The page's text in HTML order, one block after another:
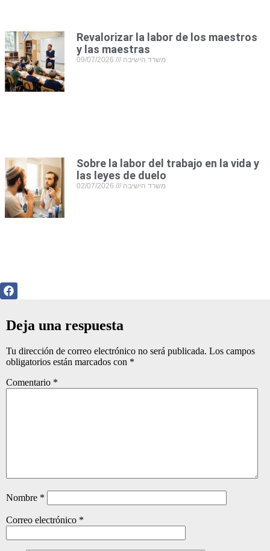
Revalorizar la labor de los maestros
y las maestras
משרד הישיבה 09/07/2026
Sobre la labor del trabajo en la vida y
las leyes de duelo
משרד הישיבה 02/07/2026
Deja una respuesta
Tu dirección de correo electrónico no será publicada. Los campos
obligatorios están marcados con *
Comentario *
Nombre *
Correo electrónico *